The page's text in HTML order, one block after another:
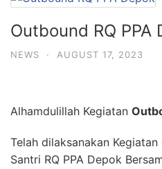
Outbound RQ PPA
NEWS · AUGUST 17, 2023
Alhamdulillah Kegiatan
Telah dilaksanakan
Santri RQ PPA Depok